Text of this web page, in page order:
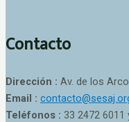
Contacto
Dirección : Av. de los
Email :
Teléfonos : 33 2472 6011